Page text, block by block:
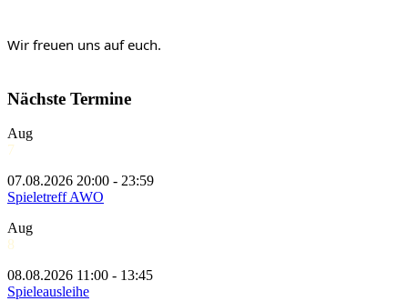
Wir freuen uns auf euch.
Nächste Termine
Aug
7
07.08.2026 20:00 - 23:59
Spieletreff AWO
Aug
8
08.08.2026 11:00 - 13:45
Spieleausleihe